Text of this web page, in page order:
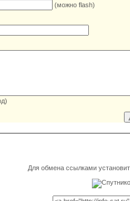
(можно flash)
Для обмена ссылками